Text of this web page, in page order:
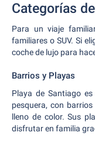
Categorías
Para un viaje
familiares o SUV. Si
coche de lujo para
Barrios y Playas
Playa de Santiago
pesquera, con
lleno de color. Sus
disfrutar en familia